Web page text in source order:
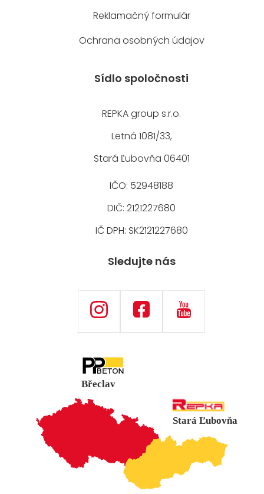
Reklamačný formulár
Ochrana osobných údajov
Sídlo spoločnosti
REPKA group s.r.o.
Letná 1081/33,
Stará Ľubovňa 06401
IČO: 52948188
DIČ: 2121227680
IČ DPH: SK2121227680
Sledujte nás
Stará Ľubovňa
Břeclav